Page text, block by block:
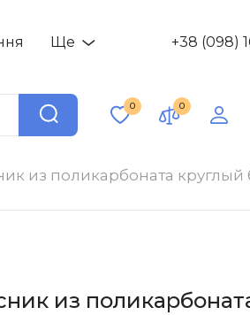
Ще +38 (098)
0 0
из поликарбоната круглый
из